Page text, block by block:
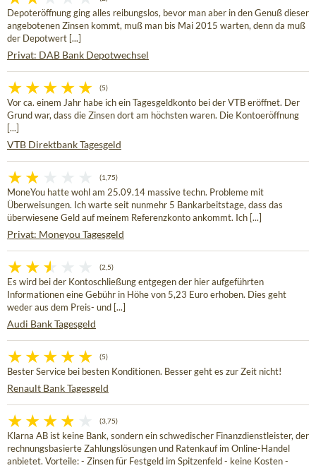
Depoteröffnung ging alles reibungslos, bevor man aber in den Genuß dieser
angebotenen Zinsen kommt, muß man bis Mai 2015 warten, denn da muß
der Depotwert [...]
Privat: DAB Bank Depotwechsel
(5)
Vor ca. einem Jahr habe ich ein Tagesgeldkonto bei der VTB eröffnet. Der
Grund war, dass die Zinsen dort am höchsten waren. Die Kontoeröffnung
[...]
VTB Direktbank Tagesgeld
(1,75)
MoneYou hatte wohl am 25.09.14 massive techn. Probleme mit
Überweisungen. Ich warte seit nunmehr 5 Bankarbeitstage, dass das
überwiesene Geld auf meinem Referenzkonto ankommt. Ich [...]
Privat: Moneyou Tagesgeld
(2,5)
Es wird bei der Kontoschließung entgegen der hier aufgeführten
Informationen eine Gebühr in Höhe von 5,23 Euro erhoben. Dies geht
weder aus dem Preis- und [...]
Audi Bank Tagesgeld
(5)
Bester Service bei besten Konditionen. Besser geht es zur Zeit nicht!
Renault Bank Tagesgeld
(3,75)
Klarna AB ist keine Bank, sondern ein schwedischer Finanzdienstleister, der
rechnungsbasierte Zahlungslösungen und Ratenkauf im Online-Handel
anbietet. Vorteile: - Zinsen für Festgeld im Spitzenfeld - keine Kosten -